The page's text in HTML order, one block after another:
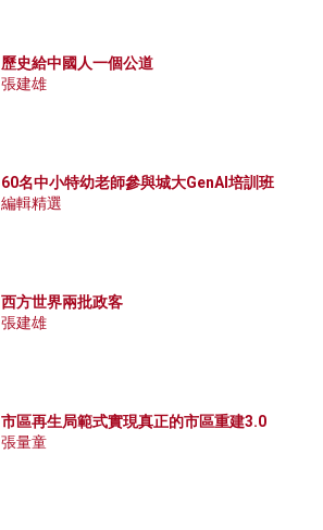
歷史給中國人一個公道
張建雄
60名中小特幼老師參與城大GenAI培訓班
編輯精選
西方世界兩批政客
張建雄
市區再生局範式實現真正的市區重建3.0
張量童